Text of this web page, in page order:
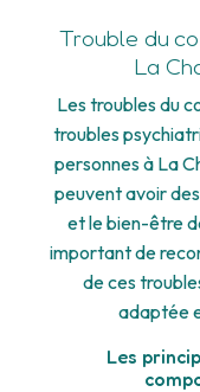
Trouble du
La
Les troubles du
troubles
personnes à La
peuvent avoir
et le bien-être
important de
de ces
adaptée
Les